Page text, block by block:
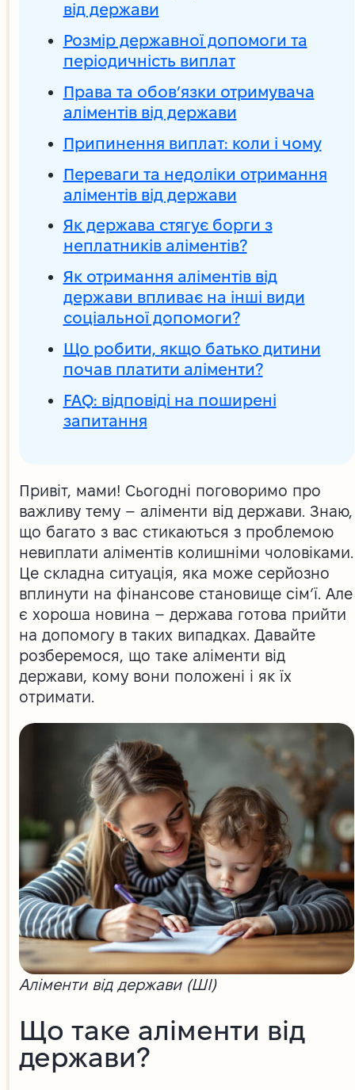
від держави
Розмір державної допомоги та
періодичність виплат
Права та обов’язки отримувача
аліментів від держави
Припинення виплат: коли і чому
Переваги та недоліки отримання
аліментів від держави
Як держава стягує борги з
неплатників аліментів?
Як отримання аліментів від
держави впливає на інші види
соціальної допомоги?
Що робити, якщо батько дитини
почав платити аліменти?
FAQ: відповіді на поширені
запитання
Привіт, мами! Сьогодні поговоримо про
важливу тему – аліменти від держави. Знаю,
що багато з вас стикаються з проблемою
невиплати аліментів колишніми чоловіками.
Це складна ситуація, яка може серйозно
вплинути на фінансове становище сім’ї. Але
є хороша новина – держава готова прийти
на допомогу в таких випадках. Давайте
розберемося, що таке аліменти від
держави, кому вони положені і як їх
отримати.
Аліменти від держави (ШІ)
Що таке аліменти від
держави?